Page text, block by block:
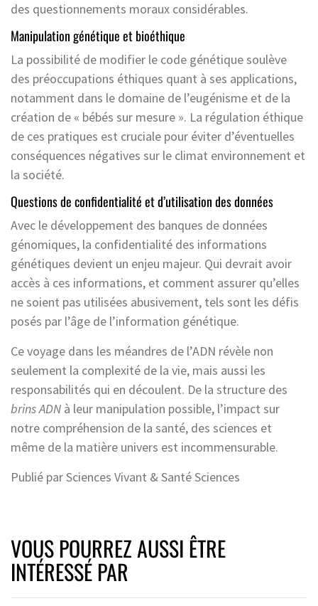
des questionnements moraux considérables.
Manipulation génétique et bioéthique
La possibilité de modifier le code génétique soulève
des préoccupations éthiques quant à ses applications,
notamment dans le domaine de l’eugénisme et de la
création de « bébés sur mesure ». La régulation éthique
de ces pratiques est cruciale pour éviter d’éventuelles
conséquences négatives sur le climat environnement et
la société.
Questions de confidentialité et d’utilisation des données
Avec le développement des banques de données
génomiques, la confidentialité des informations
génétiques devient un enjeu majeur. Qui devrait avoir
accès à ces informations, et comment assurer qu’elles
ne soient pas utilisées abusivement, tels sont les défis
posés par l’âge de l’information génétique.
Ce voyage dans les méandres de l’ADN révèle non
seulement la complexité de la vie, mais aussi les
responsabilités qui en découlent. De la structure des
brins ADN à leur manipulation possible, l’impact sur
notre compréhension de la santé, des sciences et
même de la matière univers est incommensurable.
Publié par Sciences Vivant & Santé Sciences
VOUS POURREZ AUSSI ÊTRE
INTÉRESSÉ PAR